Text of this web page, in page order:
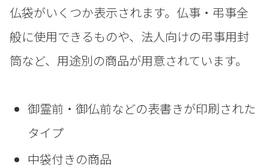
仏袋がいくつか表示されます。仏事・弔事全
般に使用できるものや、法人向けの弔事用封
筒など、用途別の商品が用意されています。
御霊前・御仏前などの表書きが印刷された
タイプ
中袋付きの商品